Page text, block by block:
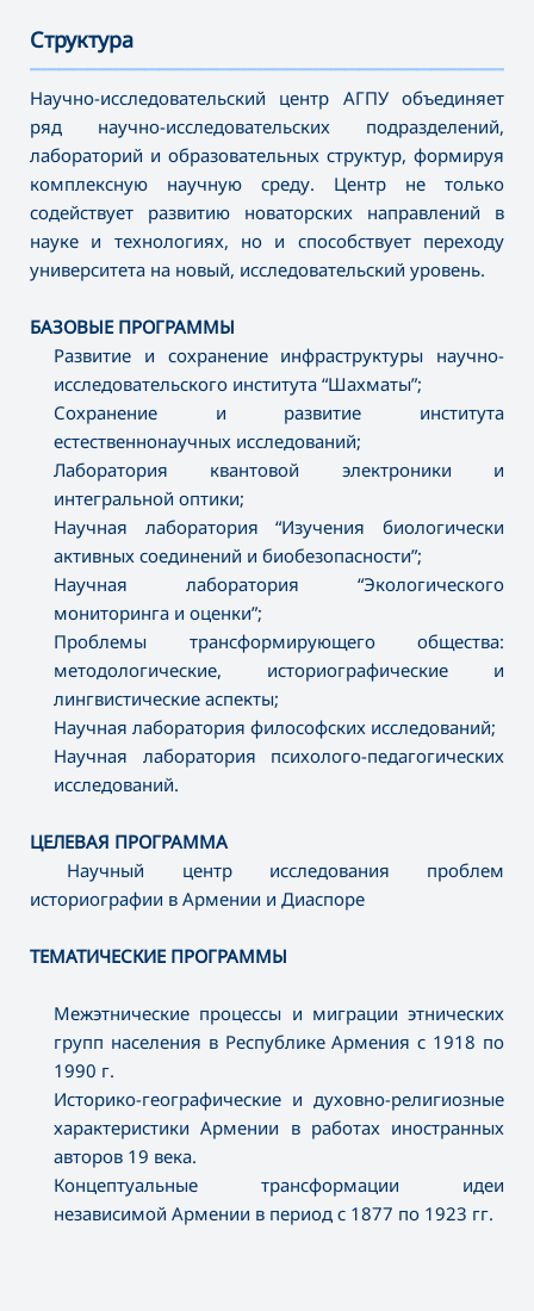
Структура
Научно-исследовательский центр АГПУ объединяет
ряд научно-исследовательских подразделений,
лабораторий и образовательных структур, формируя
комплексную научную среду. Центр не только
содействует развитию новаторских направлений в
науке и технологиях, но и способствует переходу
университета на новый, исследовательский уровень.
БАЗОВЫЕ ПРОГРАММЫ
Развитие и сохранение инфраструктуры научно-
исследовательского института “Шахматы”;
Сохранение и развитие института
естественнонаучных исследований;
Лаборатория квантовой электроники и
интегральной оптики;
Научная лаборатория “Изучения биологически
активных соединений и биобезопасности”;
Научная лаборатория “Экологического
мониторинга и оценки”;
Проблемы трансформирующего общества:
методологические, историографические и
лингвистические аспекты;
Научная лаборатория философских исследований;
Научная лаборатория психолого-педагогических
исследований.
ЦЕЛЕВАЯ ПРОГРАММА
Научный центр исследования проблем
историографии в Армении и Диаспоре
ТЕМАТИЧЕСКИЕ ПРОГРАММЫ
Межэтнические процессы и миграции этнических
групп населения в Республике Армения с 1918 по
1990 г.
Историко-географические и духовно-религиозные
характеристики Армении в работах иностранных
авторов 19 века.
Концептуальные трансформации идеи
независимой Армении в период с 1877 по 1923 гг.